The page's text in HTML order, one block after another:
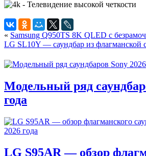
« Samsung Q950TS 8K QLED с
LG SL10Y — саундбар из флагманской
Модельный ряд
года
LG S95AR — обзор